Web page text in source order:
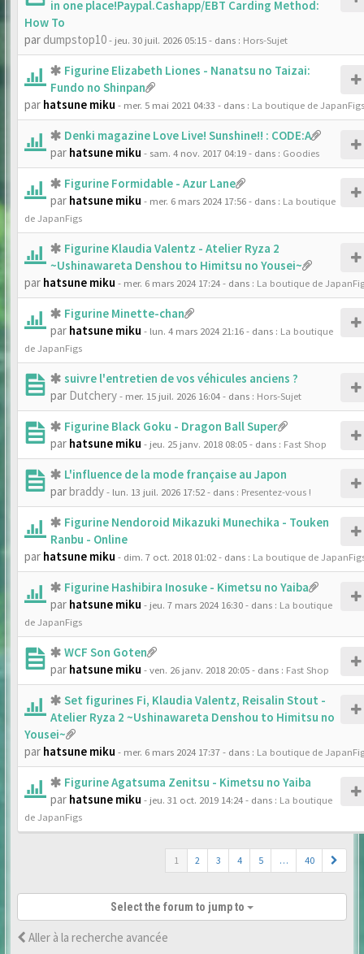
in one place!Paypal.Cashapp/EBT Carding Method:
How To
par dumpstop10- jeu. 30 juil. 2026 05:15- dans : Hors-Sujet
Figurine Elizabeth Liones - Nanatsu no Taizai:
Fundo no Shinpan
par hatsune miku - mer. 5 mai 2021 04:33 - dans : La boutique de JapanFigs
Denki magazine Love Live! Sunshine!! : CODE:A
par hatsune miku - sam. 4 nov. 2017 04:19- dans : Goodies
Figurine Formidable - Azur Lane
par hatsune miku - mer. 6 mars 2024 17:56- dans : La boutique
de JapanFigs
Figurine Klaudia Valentz - Atelier Ryza 2
~Ushinawareta Denshou to Himitsu no Yousei~
par hatsune miku - mer. 6 mars 2024 17:24- dans : La boutique de
Figurine Minette-chan
par hatsune miku - lun. 4 mars 2024 21:16- dans : La boutique
de JapanFigs
suivre l'entretien de vos véhicules anciens ?
par Dutchery- mer. 15 juil. 2026 16:04- dans : Hors-Sujet
Figurine Black Goku - Dragon Ball Super
par hatsune miku - jeu. 25 janv. 2018 08:05- dans : Fast Shop
L'influence de la mode française au Japon
parbraddy- lun. 13 juil. 2026 17:52- dans : Presentez-vous !
Figurine Nendoroid Mikazuki Munechika - Touken
Ranbu - Online
par hatsune miku - dim. 7 oct. 2018 01:02- dans : La boutique de
Figurine Hashibira Inosuke - Kimetsu no Yaiba
par hatsune miku - jeu. 7 mars 2024 16:30- dans : La boutique
de JapanFigs
WCF Son Goten
par hatsune miku - ven. 26 janv. 2018 20:05- dans : Fast Shop
Set figurines Fi, Klaudia Valentz, Reisalin Stout -
Atelier Ryza 2 ~Ushinawareta Denshou to Himitsu no
Yousei~
par hatsune miku - mer. 6 mars 2024 17:37- dans : La boutique de
Figurine Agatsuma Zenitsu - Kimetsu no Yaiba
par hatsune miku - jeu. 31 oct. 2019 14:24- dans : La boutique
de JapanFigs
1 2 3 4 5 … 40
Select the forum to jump to
Aller à la recherche avancée